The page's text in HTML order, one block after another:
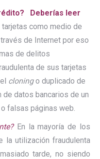
Deberías leer
como medio de
de Internet por eso
de delitos
de sus tarjetas
cloningo duplicado de
de datos bancarios de un
falsas páginas web.
En la mayoría de los
utilización fraudulenta
tarde, no siendo